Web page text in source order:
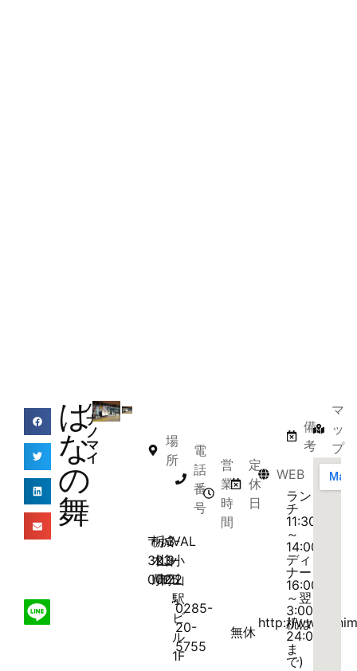
は
な
の
舞
ハ
ナ
ノ
マ
イ
場
所
〒
323-
0025
栃
木
県
小
山
市
城
山
町
3-
3-
22
VAL
小
山
駅
ビ
ル
1F
電
話
番
号
0285-
20-
5755
営
業
時
間
定
休
日
無休
WEB
http://
備
考
ラン
チ
11:30
～
14:00、
ディ
ナー
16:00
～翌
3:00(日
祝は
24:00
ま
で)
マ
ッ
プ